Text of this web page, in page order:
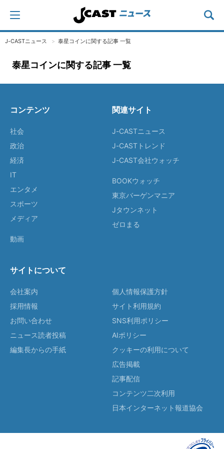
J-CASTニュース 泰星コインに関する記事 一覧
泰星コインに関する記事 一覧
コンテンツ
社会
政治
経済
IT
エンタメ
スポーツ
メディア
動画
関連サイト
J-CASTニュース
J-CASTトレンド
J-CAST会社ウォッチ
BOOKウォッチ
東京バーゲンマニア
Jタウンネット
ゼロまる
サイトについて
会社案内
採用情報
お問い合わせ
ニュース読者投稿
編集長からの手紙
個人情報保護方針
サイト利用規約
SNS利用ポリシー
AIポリシー
クッキーの利用について
広告掲載
記事配信
コンテンツ二次利用
日本インターネット報道協会